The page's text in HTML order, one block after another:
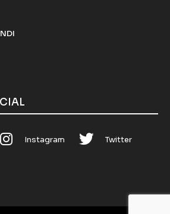
Instagram Twitter